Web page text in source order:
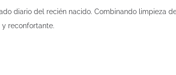
diario del recién nacido. Combinando limpieza
reconfortante.